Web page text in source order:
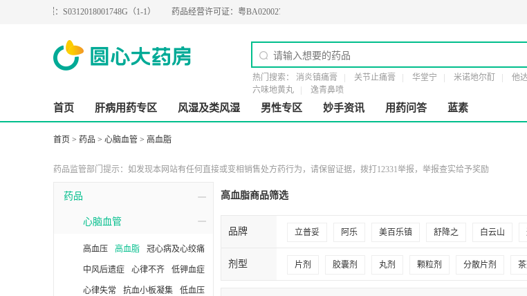
S0312018001748G（1-1） 药品经营许可证：粤BA0200274 医疗器械经营许可证： 第二类医
热门搜索： 消炎镇痛膏 关节止痛膏 华堂宁 米诺地尔酊 他
六味地黄丸
逸青鼻喷
首页 肝病用药专区 风湿及类风湿 男性专区 妙手资讯 用药问答 蓝素
首页 > 药品 > 心脑血管 > 高血脂
药品监管部门提示：如发现本网站有任何直接或变相销售处方药行为，请保留证据，拨打12331举报，举报查实给予奖励
药品
心脑血管
高血压 高血脂 冠心病及心绞痛
中风后遗症 心律不齐 低钾血症
心律失常 抗血小板凝集 低血压
高血脂商品筛选
品牌 立普妥 阿乐 美百乐镇 舒降之 白云山
德济 力平之 力清之 山乐汀 可定 永青
剂型 片剂 胶囊剂 丸剂 颗粒剂 分散片剂 茶